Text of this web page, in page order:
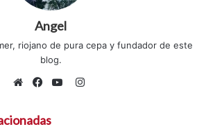
Angel
riojano de pura cepa y fundador de este
blog.
web
Instagram